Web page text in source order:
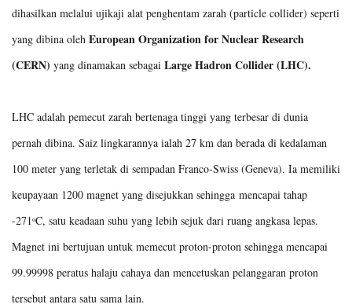
dihasilkan melalui ujikaji alat penghentam zarah (particle collider) seperti
yang dibina oleh European Organization for Nuclear Research
(CERN) yang dinamakan sebagai Large Hadron Collider (LHC).
LHC adalah pemecut zarah bertenaga tinggi yang terbesar di dunia
pernah dibina. Saiz lingkarannya ialah 27 km dan berada di kedalaman
100 meter yang terletak di sempadan Franco-Swiss (Geneva). Ia memiliki
keupayaan 1200 magnet yang disejukkan sehingga mencapai tahap
-271oC, satu keadaan suhu yang lebih sejuk dari ruang angkasa lepas.
Magnet ini bertujuan untuk memecut proton-proton sehingga mencapai
99.99998 peratus halaju cahaya dan mencetuskan pelanggaran proton
tersebut antara satu sama lain.